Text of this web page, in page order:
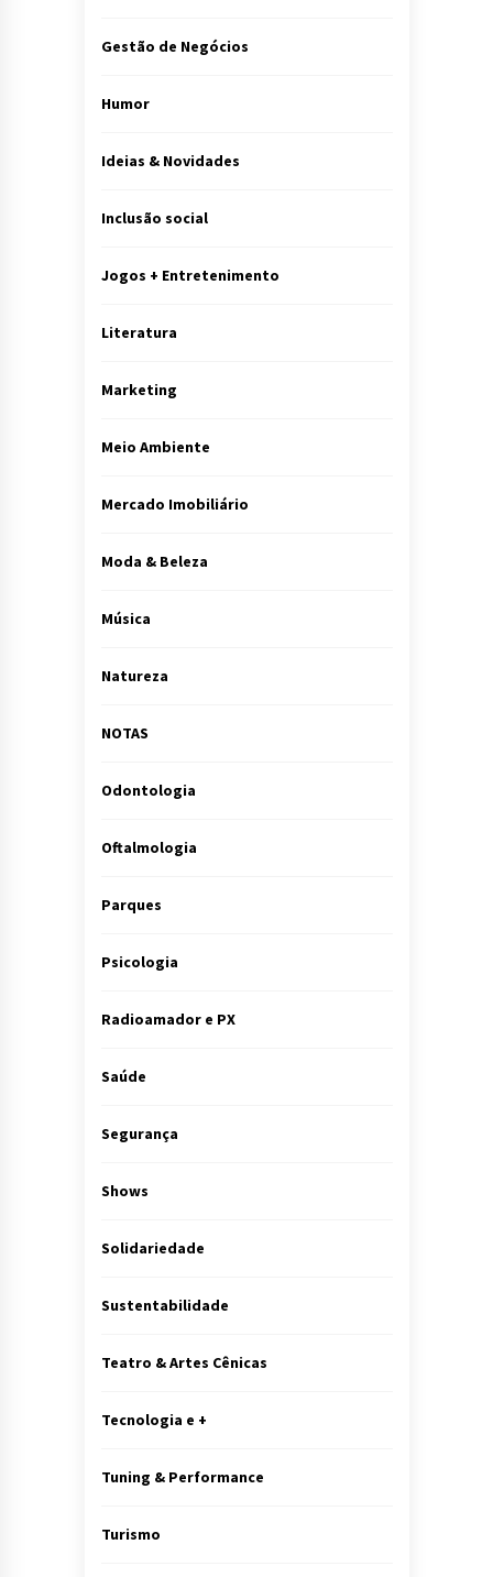
Gestão de Negócios
Humor
Ideias & Novidades
Inclusão social
Jogos + Entretenimento
Literatura
Marketing
Meio Ambiente
Mercado Imobiliário
Moda & Beleza
Música
Natureza
NOTAS
Odontologia
Oftalmologia
Parques
Psicologia
Radioamador e PX
Saúde
Segurança
Shows
Solidariedade
Sustentabilidade
Teatro & Artes Cênicas
Tecnologia e +
Tuning & Performance
Turismo